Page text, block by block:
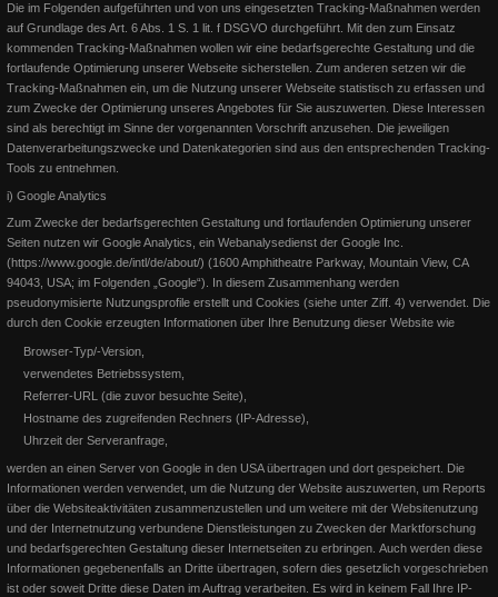
Der Pferdesportverband Rheinland ehrt Susanne Flesch für die
erfolgreiche Teilnahme an der EWU German OPEN 2015 und die
Weiterlesen
EQUIVA eine Serie zum Thema Westernreiten aufzunehmen. R
Weiterlesen
EWU Pferdemedaillen 2015
EWU Pferde-Medaillen 2015 Lion on the Beach (Pleasure - Bronze
und Silber) Lion on the Beach (Trail - Bronze) Rags
Weiterlesen
Die im Folgenden aufgeführten und von uns eingesetzten Tracking-Maßnahmen werden
auf Grundlage des Art. 6 Abs. 1 S. 1 lit. f DSGVO durchgeführt. Mit den zum Einsatz
kommenden Tracking-Maßnahmen wollen wir eine bedarfsgerechte Gestaltung und die
fortlaufende Optimierung unserer Webseite sicherstellen. Zum anderen setzen wir die
Tracking-Maßnahmen ein, um die Nutzung unserer Webseite statistisch zu erfassen und
zum Zwecke der Optimierung unseres Angebotes für Sie auszuwerten. Diese Interessen
sind als berechtigt im Sinne der vorgenannten Vorschrift anzusehen. Die jeweiligen
Datenverarbeitungszwecke und Datenkategorien sind aus den entsprechenden Tracking-
Tools zu entnehmen.
i) Google Analytics
Zum Zwecke der bedarfsgerechten Gestaltung und fortlaufenden Optimierung unserer
Seiten nutzen wir Google Analytics, ein Webanalysedienst der Google Inc.
(https://www.google.de/intl/de/about/) (1600 Amphitheatre Parkway, Mountain View, CA
94043, USA; im Folgenden „Google“). In diesem Zusammenhang werden
pseudonymisierte Nutzungsprofile erstellt und Cookies (siehe unter Ziff. 4) verwendet. Die
durch den Cookie erzeugten Informationen über Ihre Benutzung dieser Website wie
Browser-Typ/-Version,
verwendetes Betriebssystem,
Referrer-URL (die zuvor besuchte Seite),
Hostname des zugreifenden Rechners (IP-Adresse),
Uhrzeit der Serveranfrage,
werden an einen Server von Google in den USA übertragen und dort gespeichert. Die
Informationen werden verwendet, um die Nutzung der Website auszuwerten, um Reports
über die Websiteaktivitäten zusammenzustellen und um weitere mit der Websitenutzung
und der Internetnutzung verbundene Dienstleistungen zu Zwecken der Marktforschung
und bedarfsgerechten Gestaltung dieser Internetseiten zu erbringen. Auch werden diese
Informationen gegebenenfalls an Dritte übertragen, sofern dies gesetzlich vorgeschrieben
ist oder soweit Dritte diese Daten im Auftrag verarbeiten. Es wird in keinem Fall Ihre IP-